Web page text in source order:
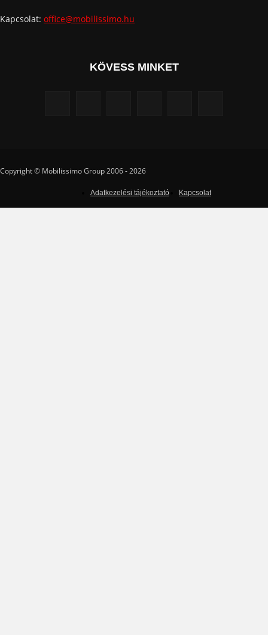
Kapcsolat: office@mobilissimo.hu
KÖVESS MINKET
Copyright © Mobilissimo Group 2006 - 2026
Adatkezelési tájékoztató Kapcsolat